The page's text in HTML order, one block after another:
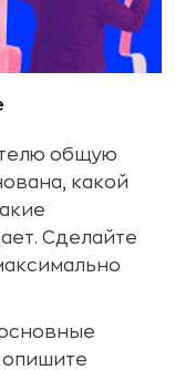
общую
какой
Сделайте